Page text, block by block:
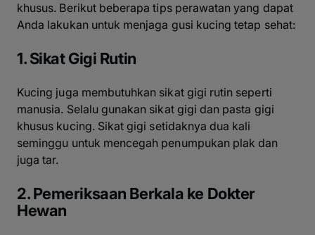
khusus. Berikut beberapa tips perawatan yang dapat
Anda lakukan untuk menjaga gusi kucing tetap sehat:
1. Sikat Gigi Rutin
Kucing juga membutuhkan sikat gigi rutin seperti
manusia. Selalu gunakan sikat gigi dan pasta gigi
khusus kucing. Sikat gigi setidaknya dua kali
seminggu untuk mencegah penumpukan plak dan
juga tar.
2. Pemeriksaan Berkala ke Dokter
Hewan